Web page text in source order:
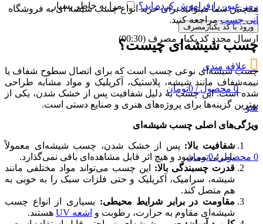
رمز عبور را فراموش کرده اید؟ مرا به خاطر بسپار
ورود با کد یکبارمصرف
ارسال مجدد کد یکبار مصرف (00:
30
)
علاقه مندی
0 محصول /
0تومان
منو
0 محصول /
0تومان
همچنین شما میتوانید برای خرید انواع چسب شیشه ای به فروشگاه
آنی چسبمراجعه کنید.
چسب شیشه‌ای چیست؟
چسب شیشه‌ای نوعی چسب است که برای اتصال سطوح شفاف یا
نیمه‌شفاف مانند شیشه، پلاستیک، آکریلیک و مواد مشابه طراحی
شده است. این چسب به دلیل شفافیت پس از خشک شدن، یکی از
بهترین گزینه‌ها برای پروژه‌های هنری و صنایع دستی است.
ویژگی‌های اصلی چسب شیشه‌ای
شفافیت بالا: پس از خشک شدن، چسب شیشه‌ای معمولاً
نامرئی می‌شود و هیچ اثر قابل مشاهده‌ای باقی نمی‌گذارد.
قدرت چسبندگی بالا: این چسب می‌تواند مواد مختلفی مانند
شیشه، سرامیک، آکریلیک و حتی فلزات سبک را به خوبی به
هم متصل کند.
مقاومت در برابر شرایط محیطی: بسیاری از انواع چسب
شیشه‌ای مقاوم به حرارت، رطوبت و اشعه UV
هستند.